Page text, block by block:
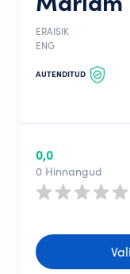
ERAISIK
ENG
AUTENDITUD
0,0
0 Hinnangud